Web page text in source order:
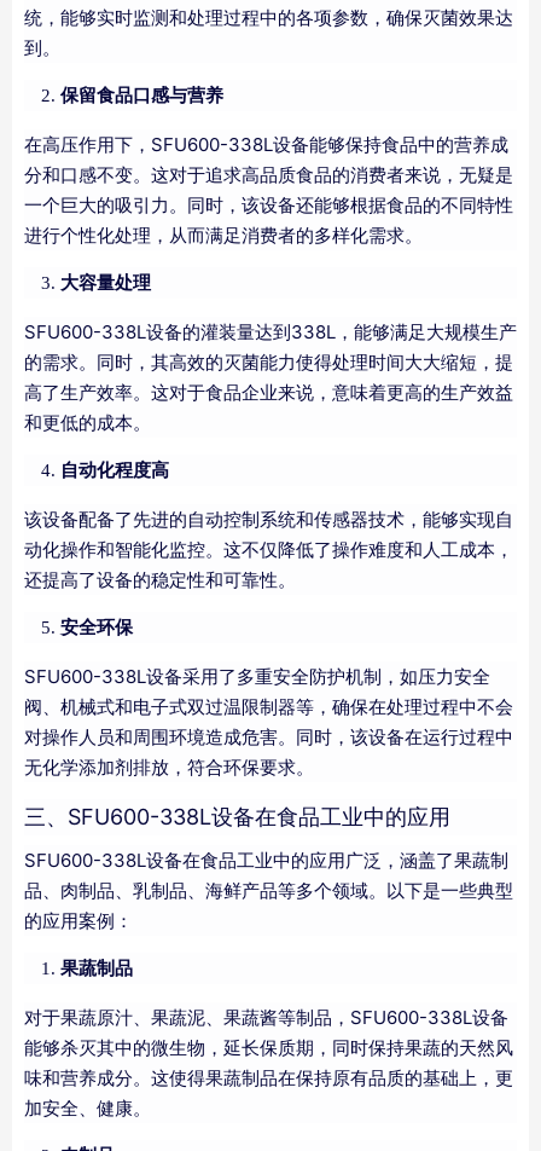
统，能够实时监测和处理过程中的各项参数，确保灭菌效果达
到。
保留食品口感与营养
在高压作用下，SFU600-338L设备能够保持食品中的营养成
分和口感不变。这对于追求高品质食品的消费者来说，无疑是
一个巨大的吸引力。同时，该设备还能够根据食品的不同特性
进行个性化处理，从而满足消费者的多样化需求。
大容量处理
SFU600-338L设备的灌装量达到338L，能够满足大规模生产
的需求。同时，其高效的灭菌能力使得处理时间大大缩短，提
高了生产效率。这对于食品企业来说，意味着更高的生产效益
和更低的成本。
自动化程度高
该设备配备了先进的自动控制系统和传感器技术，能够实现自
动化操作和智能化监控。这不仅降低了操作难度和人工成本，
还提高了设备的稳定性和可靠性。
安全环保
SFU600-338L设备采用了多重安全防护机制，如压力安全
阀、机械式和电子式双过温限制器等，确保在处理过程中不会
对操作人员和周围环境造成危害。同时，该设备在运行过程中
无化学添加剂排放，符合环保要求。
三、SFU600-338L设备在食品工业中的应用
SFU600-338L设备在食品工业中的应用广泛，涵盖了果蔬制
品、肉制品、乳制品、海鲜产品等多个领域。以下是一些典型
的应用案例：
果蔬制品
对于果蔬原汁、果蔬泥、果蔬酱等制品，SFU600-338L设备
能够杀灭其中的微生物，延长保质期，同时保持果蔬的天然风
味和营养成分。这使得果蔬制品在保持原有品质的基础上，更
加安全、健康。